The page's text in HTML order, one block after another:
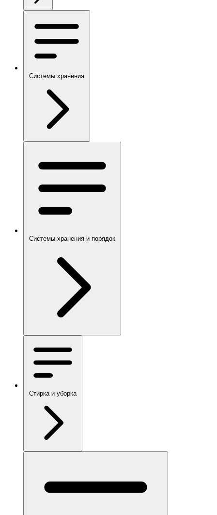
Системы хранения
Системы хранения и порядок
Стирка и уборка